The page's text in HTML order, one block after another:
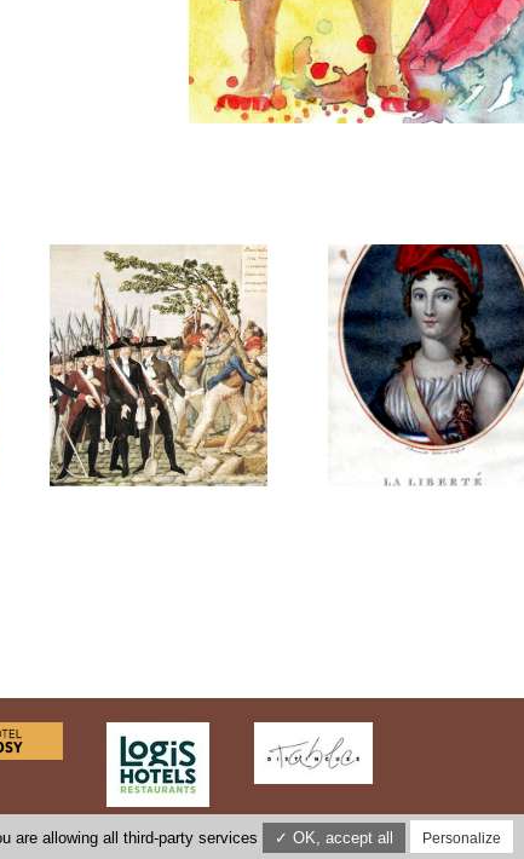
are allowing all third-party services ✓ OK, accept all Personalize